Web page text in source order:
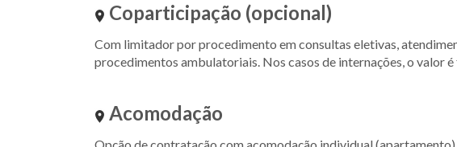
Coparticipação (opcional)
Com limitador por procedimento em consultas eletivas,
procedimentos ambulatoriais. Nos casos de internações, o valor
Acomodação